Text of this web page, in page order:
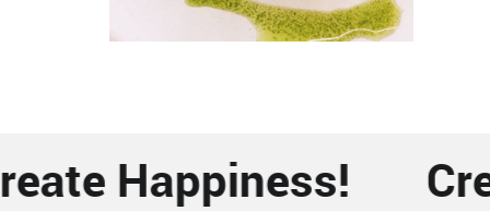
Happiness!